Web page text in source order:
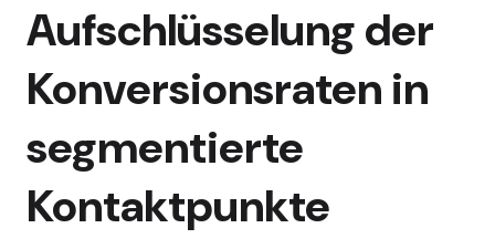
Aufschlüsselung der
Konversionsraten in
segmentierte
Kontaktpunkte